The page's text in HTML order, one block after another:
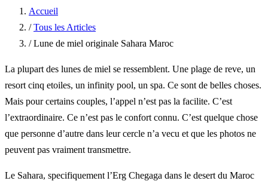
Accueil
/ Tous les Articles
/ Lune de miel originale Sahara Maroc
La plupart des lunes de miel se ressemblent. Une plage de reve, un
resort cinq etoiles, un infinity pool, un spa. Ce sont de belles choses.
Mais pour certains couples, l’appel n’est pas la facilite. C’est
l’extraordinaire. Ce n’est pas le confort connu. C’est quelque chose
que personne d’autre dans leur cercle n’a vecu et que les photos ne
peuvent pas vraiment transmettre.
Le Sahara, specifiquement l’Erg Chegaga dans le desert du Maroc